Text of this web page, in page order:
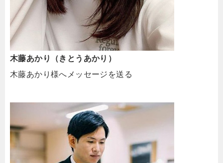
木藤あかり（きとうあかり）
木藤あかり様へメッセージを送る